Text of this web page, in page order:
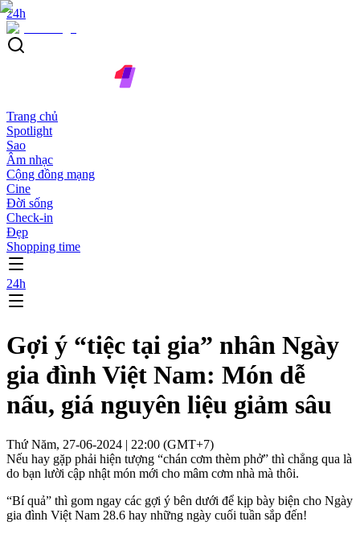
24h
Trang chủ
Spotlight
Sao
Âm nhạc
Cộng đồng mạng
Cine
Đời sống
Check-in
Đẹp
Shopping time
24h
Gợi ý “tiệc tại gia” nhân Ngày
gia đình Việt Nam: Món dễ
nấu, giá nguyên liệu giảm sâu
Thứ Năm, 27-06-2024 | 22:00 (GMT+7)
Nếu hay gặp phải hiện tượng “chán cơm thèm phở” thì chẳng qua là
do bạn lười cập nhật món mới cho mâm cơm nhà mà thôi.
“Bí quả” thì gom ngay các gợi ý bên dưới để kịp bày biện cho Ngày
gia đình Việt Nam 28.6 hay những ngày cuối tuần sắp đến!